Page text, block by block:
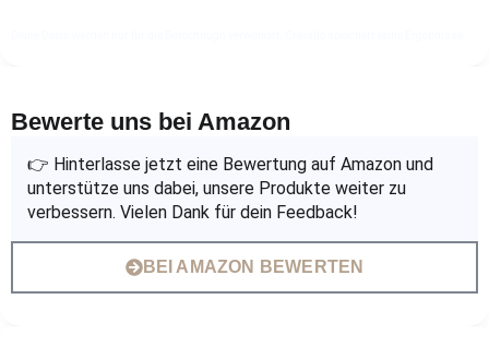
Bewerte uns bei Amazon
👉 Hinterlasse jetzt eine Bewertung auf Amazon und
unterstütze uns dabei, unsere Produkte weiter zu
verbessern. Vielen Dank für dein Feedback!
BEI AMAZON BEWERTEN